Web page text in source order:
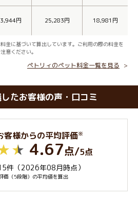
円 25,283円 18,981円
に基づいて算出しています。ご利用の際の料金を
意ください。
ペトリィのペット料金一覧を見る
たお客様の声・口コミ
客様からの平均評価※
4.67点/5点
件（2026年08月時点）
価（5段階）の平均値を算出